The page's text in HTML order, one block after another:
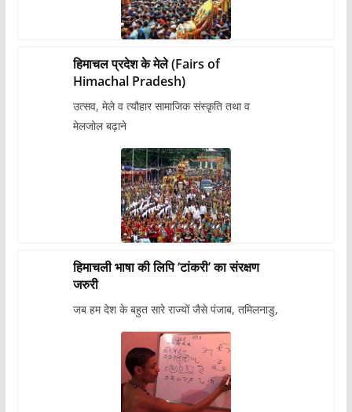
हिमाचल प्रदेश के मेले (Fairs of
Himachal Pradesh)
उत्सव, मेले व त्यौहार सामाजिक संस्कृति तथा व
मेलजोल बढ़ाने
हिमाचली भाषा की लिपि ‘टांकरी’ का संरक्षण
जरुरी
जब हम देश के बहुत सारे राज्यों जैसे पंजाब, तमिलनाडु,